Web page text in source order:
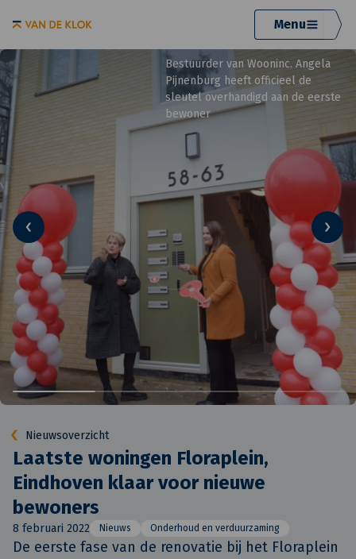
Menu
Bestuurder van Wooninc. Angela
Pijnenburg heeft officieel de
sleutel overhandigd aan de eerste
bewoner
Nieuwsoverzicht
Laatste woningen Floraplein,
Eindhoven klaar voor nieuwe
bewoners
8 februari 2022 Nieuws Onderhoud en verduurzaming
De eerste fase van de renovatie bij het Floraplein